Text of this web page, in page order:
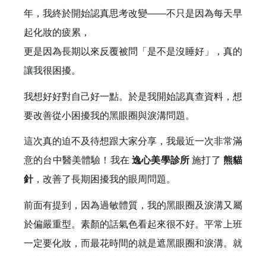
年，我終於開始認真思考改變——不只是因為每天早
起化妝的疲累，
更是因為長期以來反覆被問「是不是沒睡好」，真的
讓我很困擾。
我想好好對自己好一點。於是我開始認真查資料，想
要改善從小困擾我的黑眼圈與淚溝問題。
這次真的迫不及待想跟大家分享，我最近一次非常滿
意的台中醫美體驗！我在 逸心美學診所 施打了 熊貓
針，改善了長期困擾我的眼周問題。
前面有提到，因為過敏體質，我的黑眼圈及淚溝又屬
於偏嚴重型。素顏的話氣色看起來很不好。平常上班
一定要化妝，而最花時間的就是遮黑眼圈和淚溝。就